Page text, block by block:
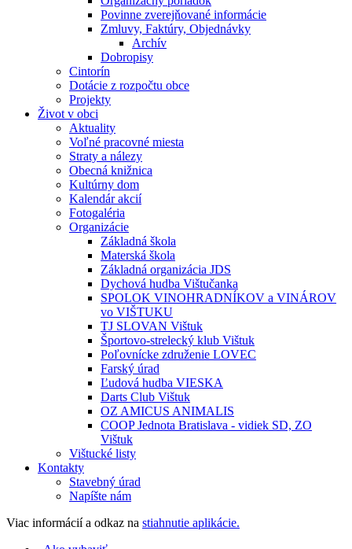
Povinne zverejňované informácie
Zmluvy, Faktúry, Objednávky
Archív
Dobropisy
Cintorín
Dotácie z rozpočtu obce
Projekty
Život v obci
Aktuality
Voľné pracovné miesta
Straty a nálezy
Obecná knižnica
Kultúrny dom
Kalendár akcií
Fotogaléria
Organizácie
Základná škola
Materská škola
Základná organizácia JDS
Dychová hudba Vištučanka
SPOLOK VINOHRADNÍKOV a VINÁROV
vo VIŠTUKU
TJ SLOVAN Vištuk
Športovo-strelecký klub Vištuk
Poľovnícke združenie LOVEC
Farský úrad
Ľudová hudba VIESKA
Darts Club Vištuk
OZ AMICUS ANIMALIS
COOP Jednota Bratislava - vidiek SD, ZO
Vištuk
Vištucké listy
Kontakty
Stavebný úrad
Napíšte nám
Viac informácií a odkaz na stiahnutie aplikácie.